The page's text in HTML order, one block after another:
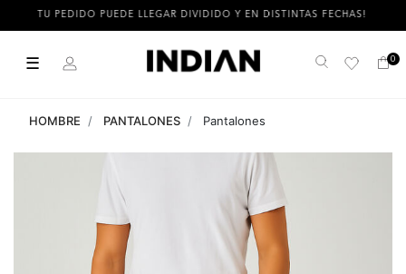
TU PEDIDO PUEDE LLEGAR DIVIDIDO Y EN DISTINTAS FECHAS!
☰ Buscar 0
HOMBRE PANTALONES Pantalones